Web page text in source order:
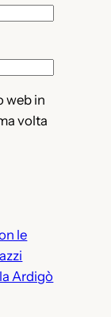
web in
volta
le
Ardigò